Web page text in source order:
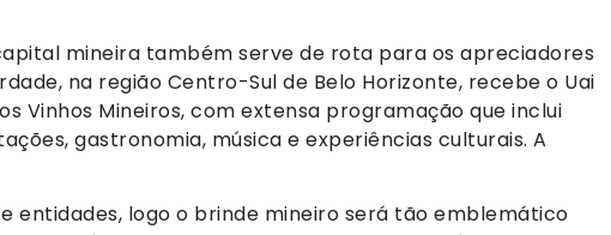
mineira também serve de rota para os apreciadores
na região Centro-Sul de Belo Horizonte, recebe o Uai
Vinhos Mineiros, com extensa programação que inclui
gastronomia, música e experiências culturais. A
entidades, logo o brinde mineiro será tão emblemático